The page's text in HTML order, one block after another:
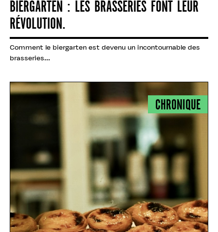
BIERGARTEN : LES BRASSERIES FONT LEUR
RÉVOLUTION.
Comment le biergarten est devenu un incontournable des
brasseries...
CHRONIQUE